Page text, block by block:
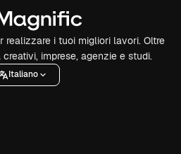
realizzare i tuoi migliori lavori. Oltre
imprese, agenzie e studi.
Italiano